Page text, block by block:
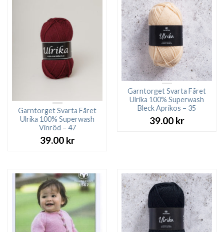
Garntorget Svarta Fåret
Ulrika 100% Superwash
Vinröd – 47
39.00 kr
Garntorget Svarta Fåret
Ulrika 100% Superwash
Bleck Aprikos – 35
39.00 kr